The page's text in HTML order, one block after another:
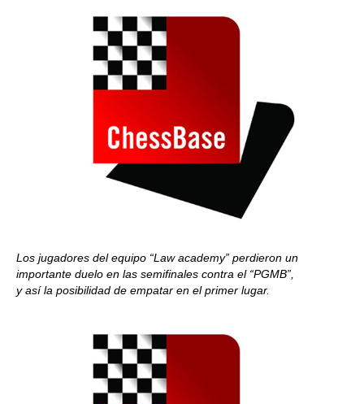
Los jugadores del equipo “Law academy” perdieron un
importante duelo en las semifinales contra el “PGMB”,
y así la posibilidad de empatar en el primer lugar.